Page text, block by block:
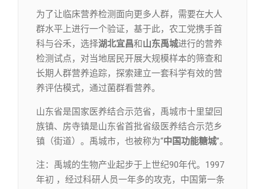
为了让临床营养检测面向更多人群，需要在大人
群水平上进行一个验证，基于此，农工党携手首
科与谷禾，选择湖北宜昌和山东禹城进行的营养
检测试点，对当地居民开展大规模样本的筛查和
长期人群营养追踪，探索建立一套科学有效的营
养评估模式，通过菌群看营养。
山东省是国家医养结合示范省，禹城市十里望回
族镇、房寺镇是山东省首批省级医养结合示范乡
镇（街道）。禹城市，也被称为“中国功能糖城”。
注：禹城的生物产业起步于上世纪90年代。1997
年初 ，经过科研人员一年多的攻克，中国第一条